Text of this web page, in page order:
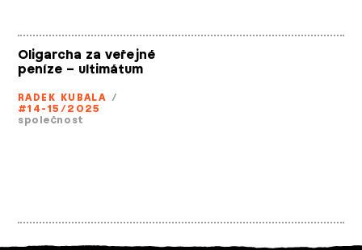
Oligarcha za veřejné
peníze – ultimátum
RADEK KUBALA /
#14-15/2025
společnost